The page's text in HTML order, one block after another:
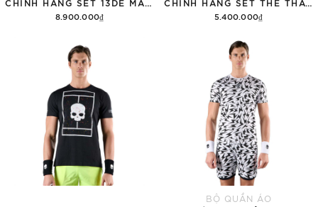
8.900.000₫ 5.400.000₫
Thêm vào giỏ hàng
BỘ QUẦN ÁO